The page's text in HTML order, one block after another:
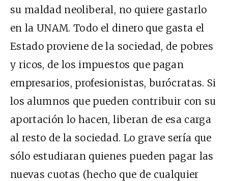
su maldad neoliberal, no quiere gastarlo
en la UNAM. Todo el dinero que gasta el
Estado proviene de la sociedad, de pobres
y ricos, de los impuestos que pagan
empresarios, profesionistas, burócratas. Si
los alumnos que pueden contribuir con su
aportación lo hacen, liberan de esa carga
al resto de la sociedad. Lo grave sería que
sólo estudiaran quienes pueden pagar las
nuevas cuotas (hecho que de cualquier